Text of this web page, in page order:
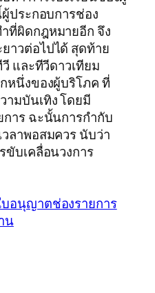
ประกอบการช่อง
ที่ผิดกฎหมายอีก จึง
าวต่อไปได้ สุดท้าย
และทีวีดาวเทียม
หนึ่งของผู้บริโภค ที่
ามบันเทิง โดยมี
การ ฉะนั้นการกำกับ
ลาพอสมควร นับว่า
ขับเคลื่อนวงการ
อนุญาตช่องรายการ
น